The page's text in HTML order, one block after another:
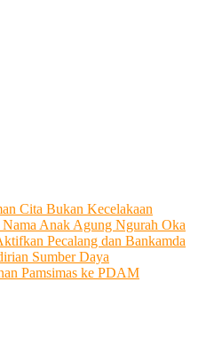
Cita Bukan Kecelakaan
Anak Agung Ngurah Oka
Pecalang dan Bankamda
Sumber Daya
Pamsimas ke PDAM